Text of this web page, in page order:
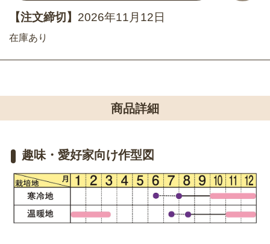
【注文締切】 2026年11月12日
在庫あり
商品詳細
趣味・愛好家向け作型図